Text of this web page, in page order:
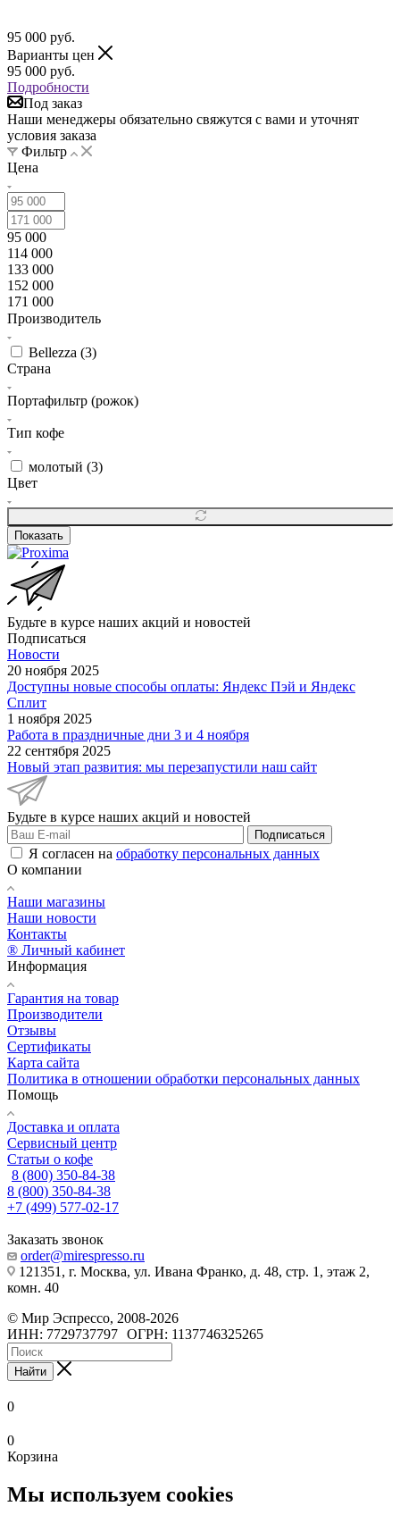
95 000 руб.
Варианты цен
95 000 руб.
Подробности
Под заказ
Наши менеджеры обязательно свяжутся с вами и уточнят
условия заказа
Фильтр
Цена
95 000
114 000
133 000
152 000
171 000
Производитель
Bellezza (3)
Страна
Портафильтр (рожок)
Тип кофе
молотый (3)
Цвет
Показать
Будьте в курсе наших акций и новостей
Подписаться
Новости
20 ноября 2025
Доступны новые способы оплаты: Яндекс Пэй и Яндекс
Сплит
1 ноября 2025
Работа в праздничные дни 3 и 4 ноября
22 сентября 2025
Новый этап развития: мы перезапустили наш сайт
Будьте в курсе наших акций и новостей
Подписаться
Я согласен на обработку персональных данных
О компании
Наши магазины
Наши новости
Контакты
® Личный кабинет
Информация
Гарантия на товар
Производители
Отзывы
Сертификаты
Карта сайта
Политика в отношении обработки персональных данных
Помощь
Доставка и оплата
Сервисный центр
Статьи о кофе
8 (800) 350-84-38
8 (800) 350-84-38
+7 (499) 577-02-17
Заказать звонок
order@mirespresso.ru
121351, г. Москва, ул. Ивана Франко, д. 48, стр. 1, этаж 2,
комн. 40
© Мир Эспрессо, 2008-2026
ИНН: 7729737797 ОГРН: 1137746325265
Найти
0
0
Корзина
Мы используем cookies